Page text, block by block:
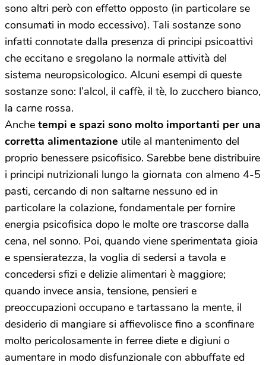
sono altri però con effetto opposto (in particolare se
consumati in modo eccessivo). Tali sostanze sono
infatti connotate dalla presenza di principi psicoattivi
che eccitano e sregolano la normale attività del
sistema neuropsicologico. Alcuni esempi di queste
sostanze sono: l’alcol, il caffè, il tè, lo zucchero bianco,
la carne rossa.
Anche tempi e spazi sono molto importanti per una
corretta alimentazione utile al mantenimento del
proprio benessere psicofisico. Sarebbe bene distribuire
i principi nutrizionali lungo la giornata con almeno 4-5
pasti, cercando di non saltarne nessuno ed in
particolare la colazione, fondamentale per fornire
energia psicofisica dopo le molte ore trascorse dalla
cena, nel sonno. Poi, quando viene sperimentata gioia
e spensieratezza, la voglia di sedersi a tavola e
concedersi sfizi e delizie alimentari è maggiore;
quando invece ansia, tensione, pensieri e
preoccupazioni occupano e tartassano la mente, il
desiderio di mangiare si affievolisce fino a sconfinare
molto pericolosamente in ferree diete e digiuni o
aumentare in modo disfunzionale con abbuffate ed